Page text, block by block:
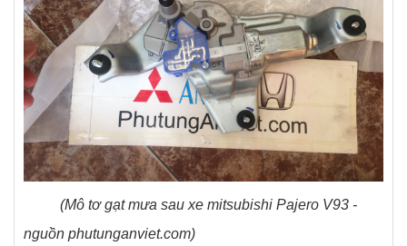
(Mô tơ gạt mưa sau xe mitsubishi Pajero V93 -
nguồn phutunganviet.com)